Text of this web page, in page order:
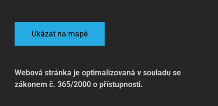
Ukázat na mapě
Webová stránka je optimalizovaná v souladu se
zákonem č. 365/2000 o přístupnosti.